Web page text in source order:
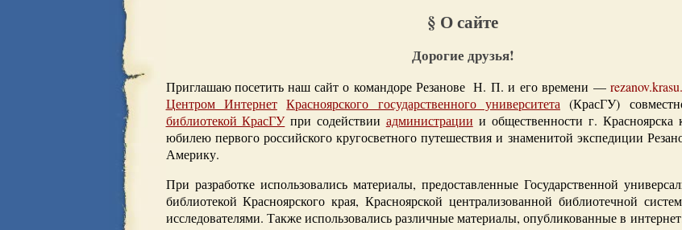
§ О сайте
Дорогие друзья!
Приглашаю посетить наш сайт о командоре Резанове Н. П. и его времени —
Центром Интернет Красноярского государственного университета (КрасГУ)
библиотекой КрасГУпри содействии администрации и общественности г. Красноярска
юбилею первого российского кругосветного путешествия и знаменитой экспедиции
Америку.
При разработке использовались материалы, предоставленные Государственной
библиотекой Красноярского края, Красноярской централизованной библиотечной
исследователями. Также использовались различные материалы, опубликованные в